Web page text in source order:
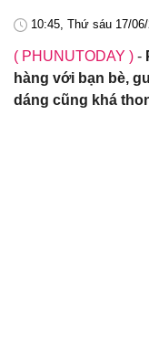
10:45, Thứ sáu 17/
( PHUNUTODAY ) -
hàng với bạn bè,
dáng cũng khá